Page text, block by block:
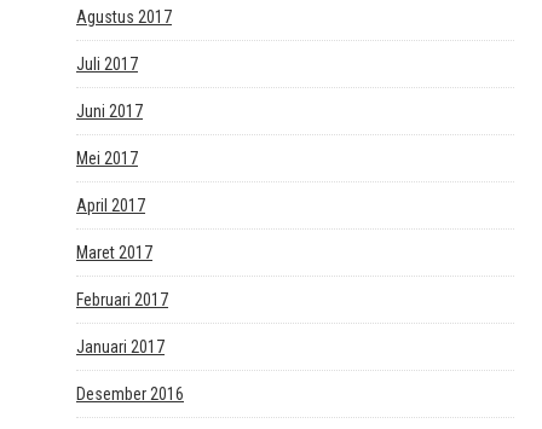
Agustus 2017
Juli 2017
Juni 2017
Mei 2017
April 2017
Maret 2017
Februari 2017
Januari 2017
Desember 2016